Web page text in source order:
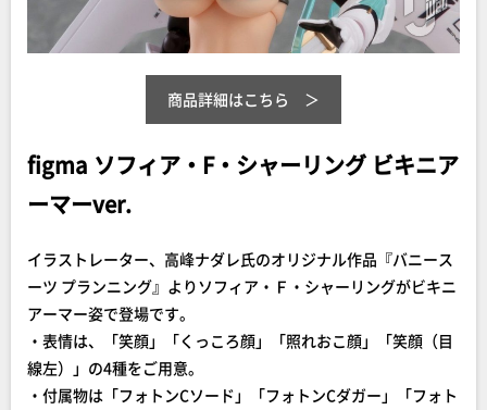
商品詳細はこちら
figma ソフィア・F・シャーリング ビキニア
ーマーver.
イラストレーター、高峰ナダレ氏のオリジナル作品『バニース
ーツ プランニング』よりソフィア・Ｆ・シャーリングがビキニ
アーマー姿で登場です。
・表情は、「笑顔」「くっころ顔」「照れおこ顔」「笑顔（目
線左）」の4種をご用意。
・付属物は「フォトンCソード」「フォトンCダガー」「フォト